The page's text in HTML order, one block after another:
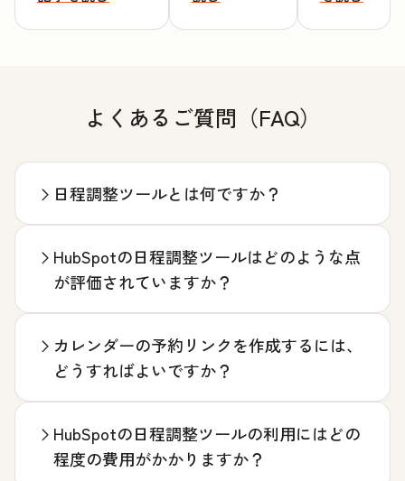
よくあるご質問（FAQ）
日程調整ツールとは何ですか？
HubSpotの日程調整ツールはどのような点
が評価されていますか？
カレンダーの予約リンクを作成するには、
どうすればよいですか？
HubSpotの日程調整ツールの利用にはどの
程度の費用がかかりますか？